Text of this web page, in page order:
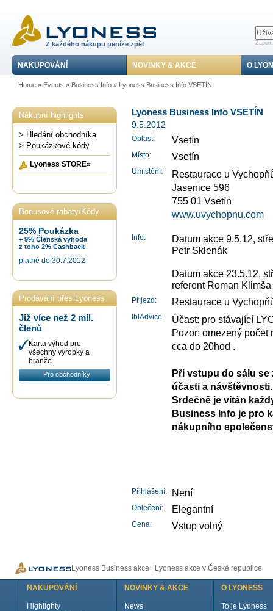
Z každého nákupu peníze zpět
NAKUPOVÁNÍ NOVINKY & AKCE O
Home» Events » Business Info» Lyoness Business Info VSETÍN
Nákupní highlights
> Hledání obchodníka
> Poukázkové kódy
Lyoness STORE»
Bonusové rabaty/Kódy
25% Poukázka
+ 9% Členská výhoda
z toho 2% Cashback
platné do 30.7.2012
Prodávání přes Lyoness
Již více než 2 mil.
členů
Karta výhod pro
všechny výrobky a
branže
Pro obchodníky
Lyoness Business Info VSETÍN
9.5.2012
Oblast: Vsetín
Místo: Vsetín
Umístění:
Restaurace u
Jasenice 596
755 01 Vsetín
www.uvychopnu.com
Info:
Datum akce 9.5.12,
Petr Sklenák
Datum akce 23.5.12,
referent Roman Klimša
Příjezd: Restaurace u
lblAdvice
Účast: pro stávající
Pozor: omezený počet
cca do 20hod .
Při vstupu do sálu
účasti a návštěvnosti.
Srdečně je vítán
Business Info je pro
nákupního
Přihlášení: Není
Oblečení: Elegantní
Cena: Vstup volný
Lyoness Business akce | Lyoness akce v České republice
NAKUPOVÁNÍ
Highlighty
NOVINKY & AKCE
News
O LYONESS
To je Lyoness